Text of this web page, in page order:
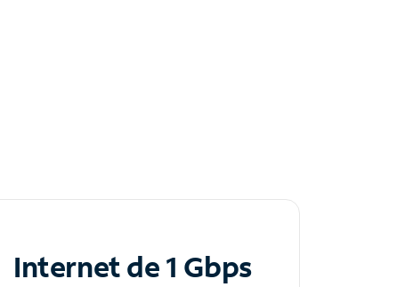
Internet de 1 Gbps